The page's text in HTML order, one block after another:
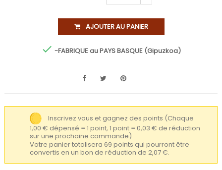
AJOUTER AU PANIER
 -FABRIQUE au PAYS BASQUE (Gipuzkoa)
Inscrivez vous et gagnez des points (Chaque
1,00 € dépensé = 1 point, 1 point = 0,03 € de réduction
sur une prochaine commande)
Votre panier totalisera 69 points qui pourront être
convertis en un bon de réduction de 2,07 €.